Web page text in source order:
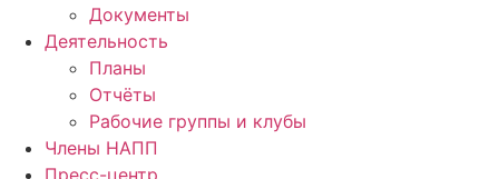
Документы
Деятельность
Планы
Отчёты
Рабочие группы и клубы
Члены НАПП
Пресс-центр